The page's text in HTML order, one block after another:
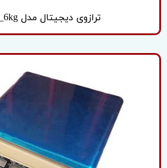
ترازوی دیجیتال مدل kia44_6kg